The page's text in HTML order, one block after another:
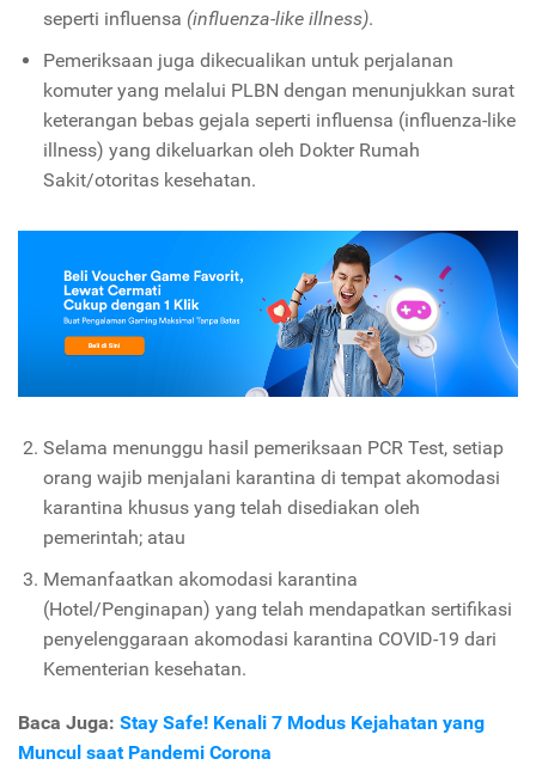
seperti influensa (influenza-like illness).
Pemeriksaan juga dikecualikan untuk perjalanan
komuter yang melalui PLBN dengan menunjukkan surat
keterangan bebas gejala seperti influensa (influenza-like
illness) yang dikeluarkan oleh Dokter Rumah
Sakit/otoritas kesehatan.
Selama menunggu hasil pemeriksaan PCR Test, setiap
orang wajib menjalani karantina di tempat akomodasi
karantina khusus yang telah disediakan oleh
pemerintah; atau
Memanfaatkan akomodasi karantina
(Hotel/Penginapan) yang telah mendapatkan sertifikasi
penyelenggaraan akomodasi karantina COVID-19 dari
Kementerian kesehatan.
Baca Juga: Stay Safe! Kenali 7 Modus Kejahatan yang
Muncul saat Pandemi Corona